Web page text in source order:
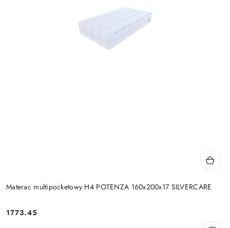
Materac multipocketowy H4 POTENZA 160x200x17 SILVERCARE
Cena:
1773.45